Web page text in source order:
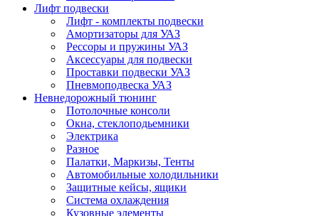
Лифт подвески
Лифт - комплекты подвески
Амортизаторы для УАЗ
Рессоры и пружины УАЗ
Аксессуары для подвески
Проставки подвески УАЗ
Пневмоподвеска УАЗ
Невнедорожный тюнинг
Потолочные консоли
Окна, стеклоподьемники
Электрика
Разное
Палатки, Маркизы, Тенты
Автомобильные холодильники
Защитные кейсы, ящики
Система охлаждения
Кузовные элементы